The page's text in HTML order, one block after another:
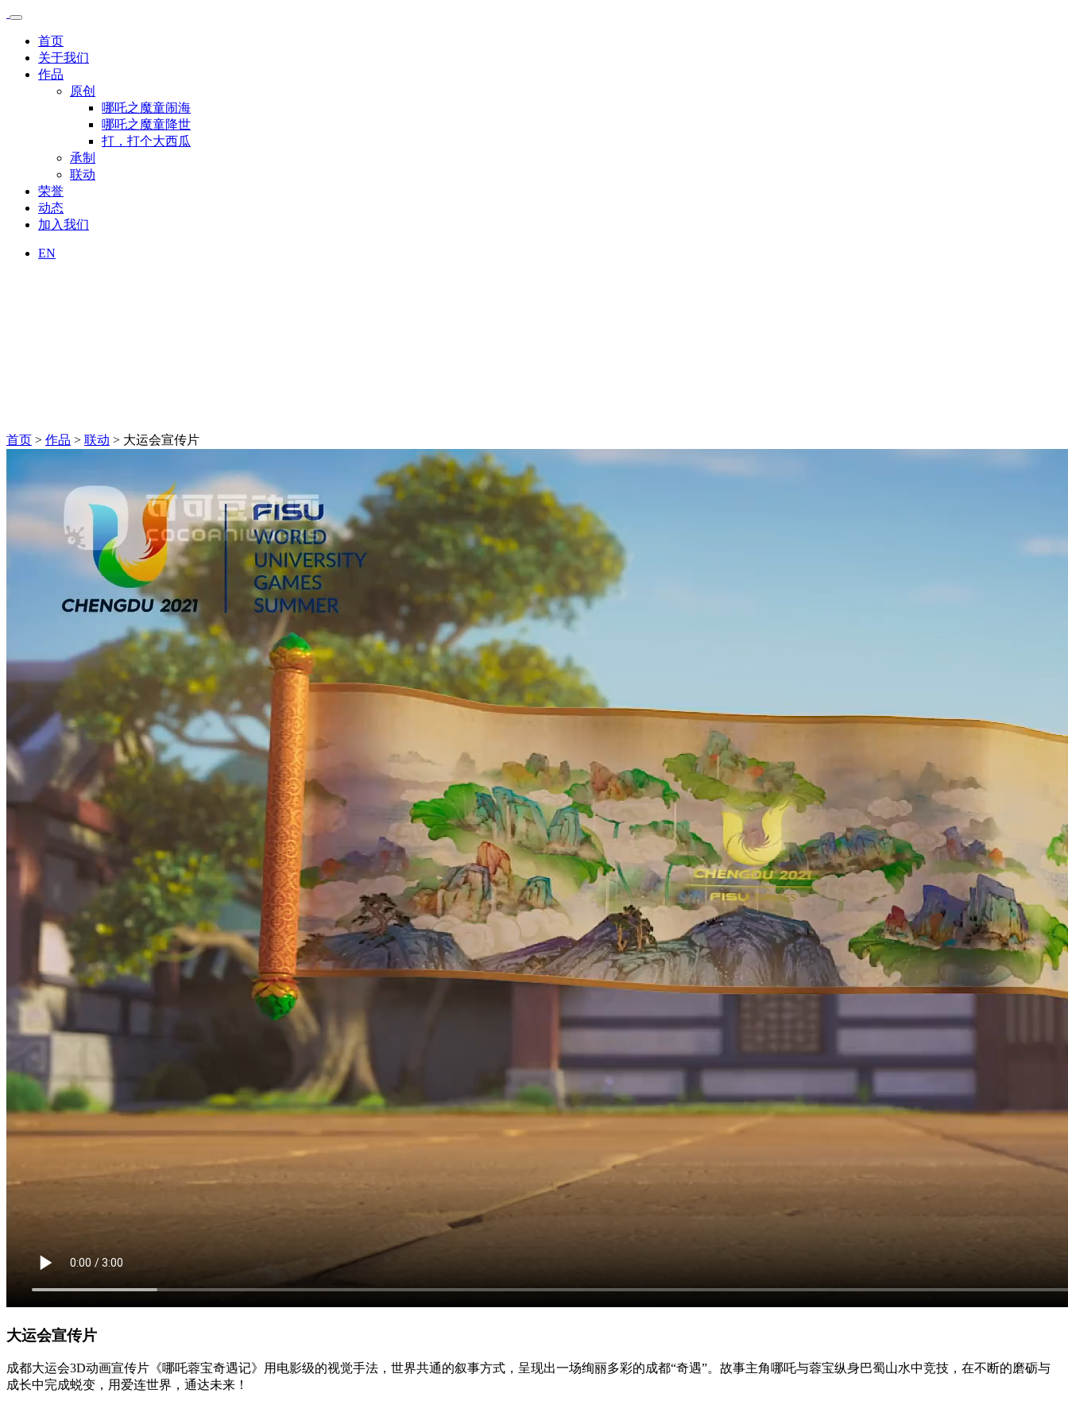
首页
关于我们
作品
原创
哪吒之魔童闹海
哪吒之魔童降世
打，打个大西瓜
承制
联动
荣誉
动态
加入我们
EN
首页 > 作品 > 联动 > 大运会宣传片
大运会宣传片
成都大运会3D动画宣传片《哪吒蓉宝奇遇记》用电影级的视觉手法，世界共通的叙事方式，呈现出一场绚丽多彩的成都“奇遇”。故事主角哪吒与蓉宝纵身巴蜀山水中竞技，在不断的磨砺与
成长中完成蜕变，用爱连世界，通达未来！